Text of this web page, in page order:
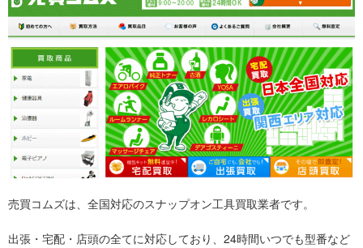
売買コムズは、全国対応のスナップオン工具買取業者です。
出張・宅配・店頭の全てに対応しており、24時間いつでも型番など